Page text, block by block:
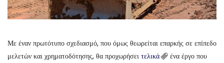
Με έναν πρωτότυπο σχεδιασμό, που όμως θεωρείται επαρκής σε επίπεδο
μελετών και χρηματοδότησης, θα προχωρήσει τελικά
ένα έργο που